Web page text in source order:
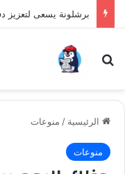
بحث عن
الرئيسية / منوعات
منوعات